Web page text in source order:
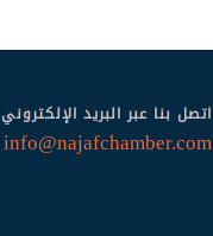
اتصل بنا عبر البريد الإلكتروني
info@najafchamber.com